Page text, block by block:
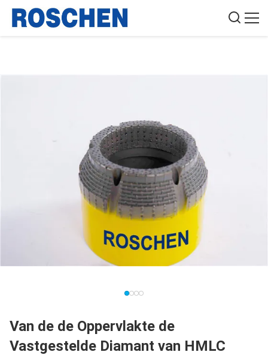
Van de de Oppervlakte de
Vastgestelde Diamant van HMLC